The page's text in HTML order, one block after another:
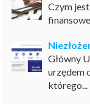
Czym
Główny
urzędem
którego...